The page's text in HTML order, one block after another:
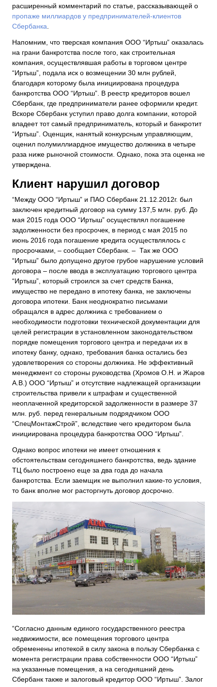
расширенный комментарий по статье, рассказывающей о
пропаже миллиардов у предпринимателей-клиентов
Сбербанка
Напомним, что тверская компания ООО “Иртыш” оказалась
на грани банкротства после того, как строительная
компания, осуществлявшая работы в торговом центре
“Иртыш”, подала иск о возмещении 30 млн рублей,
благодаря которому была инициирована процедура
банкротства ООО “Иртыш”. В реестр кредиторов вошел
Сбербанк, где предприниматели ранее оформили кредит.
Вскоре Сбербанк уступил право долга компании, которой
владеет тот самый предприниматель, который и банкротит
“Иртыш”. Оценщик, нанятый конкурсным управляющим,
оценил полумиллиардное имущество должника в четыре
раза ниже рыночной стоимости. Однако, пока эта оценка не
утверждена.
Клиент нарушил договор
“Между ООО “Иртыш” и ПАО Сбербанк 21.12.2012г. был
заключен кредитный договор на сумму 137,5 млн. руб. До
мая 2015 года ООО “Иртыш” осуществлял погашение
задолженности без просрочек, в период с мая 2015 по
июнь 2016 года погашение кредита осуществлялось с
просрочками, – сообщает Сбербанк. – Так же ООО
“Иртыш” было допущено другое грубое нарушение условий
договора – после ввода в эксплуатацию торгового центра
“Иртыш”, который строился за счет средств Банка,
имущество не передано в ипотеку банка, не заключены
договора ипотеки. Банк неоднократно письмами
обращался в адрес должника с требованием о
необходимости подготовки технической документации для
целей регистрации в установленном законодательством
порядке помещения торгового центра и передачи их в
ипотеку банку, однако, требования банка остались без
удовлетворения со стороны должника.
Не эффективный
менеджмент со стороны руководства (Хромов О.Н. и Жаров
А.В.) ООО “Иртыш” и отсутствие надлежащей организации
строительства привели к штрафам и существенной
неоплаченной кредиторской задолженности в размере 37
млн. руб. перед генеральным подрядчиком ООО
“СпецМонтажСтрой” , вследствие чего кредитором была
инициирована процедура банкротства ООО “Иртыш”.
Однако вопрос ипотеки не имеет отношения к
обстоятельствам сегодняшнего банкротства, ведь здание
ТЦ было построено еще за два года до начала
банкротства. Если заемщик не выполнил какие-то условия,
то банк вполне мог расторгнуть договор досрочно.
“Согласно данным единого государственного реестра
недвижимости
все помещения торгового центра
обременены ипотекой в силу закона в пользу Сбербанка с
момента регистрации права собственности ООО “Иртыш”
на указанные помещения , а на сегодняшний день
Сбербанк также и залоговый кредитор ООО “Иртыш”. Залог